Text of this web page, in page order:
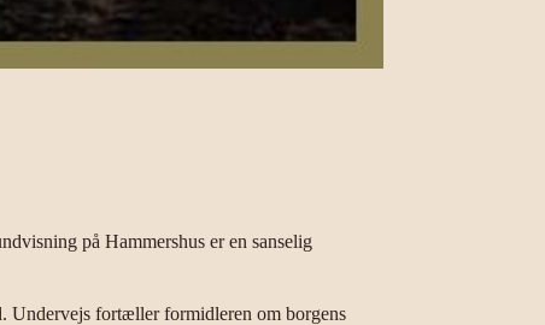
på Hammershus er en sanselig
Undervejs fortæller formidleren om borgens